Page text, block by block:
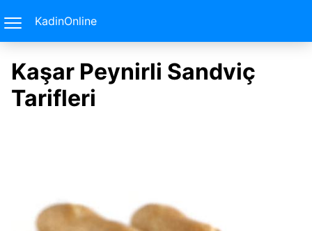
KadinOnline
Kaşar Peynirli Sandviç
Tarifleri